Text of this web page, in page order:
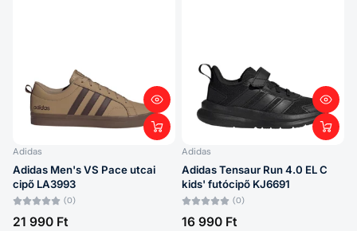
Adidas
Adidas Men's VS Pace utcai
cipő LA3993
(0)
21 990 Ft
Adidas
Adidas Tensaur Run 4.0 EL C
kids' futócipő KJ6691
(0)
16 990 Ft